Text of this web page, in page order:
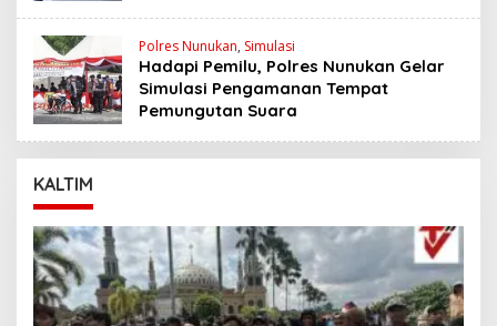
Polres Nunukan, Simulasi
Hadapi Pemilu, Polres Nunukan Gelar
Simulasi Pengamanan Tempat
Pemungutan Suara
KALTIM